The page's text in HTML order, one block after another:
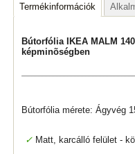
Termékinformációk
Bútorfólia IKEA MALM
képminõségben
Bútorfólia mérete: Ágyvég
✓ Matt, karcálló felület -